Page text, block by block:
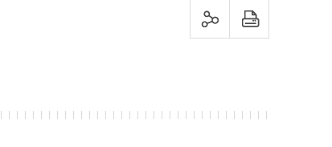
sns 공유하기 프린트하기